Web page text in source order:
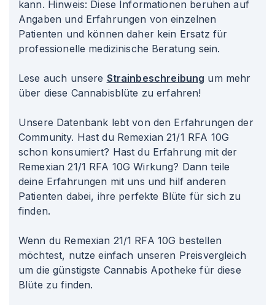
kann. Hinweis: Diese Informationen beruhen auf
Angaben und Erfahrungen von einzelnen
Patienten und können daher kein Ersatz für
professionelle medizinische Beratung sein.
Lese auch unsere Strainbeschreibung um mehr
über diese Cannabisblüte zu erfahren!
Unsere Datenbank lebt von den Erfahrungen der
Community. Hast du Remexian 21/1 RFA 10G
schon konsumiert? Hast du Erfahrung mit der
Remexian 21/1 RFA 10G Wirkung? Dann teile
deine Erfahrungen mit uns und hilf anderen
Patienten dabei, ihre perfekte Blüte für sich zu
finden.
Wenn du Remexian 21/1 RFA 10G bestellen
möchtest, nutze einfach unseren Preisvergleich
um die günstigste Cannabis Apotheke für diese
Blüte zu finden.